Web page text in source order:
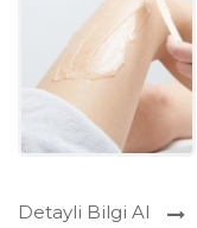
Detayli Bilgi Al